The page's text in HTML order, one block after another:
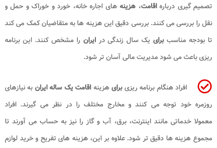
تصمیم گیری دربارهاقامت، هزینه های اجاره خانه، خورد و خوراک و حمل و
نقل را بررسی می کنند. بررسی دقیق این هزینه ها به متقاضیان کمک می کند
تا بودجه مناسببرای یک سال زندگی درایران را مشخص کنند. این برنامه
ریزی باعث می شود مدیریت مالی آسان تر شود.
افراد هنگام برنامه ریزیبرای هزینه اقامت یک ساله ایران به نیازهای
روزمره خود توجه می کنند و مخارج مختلف را در نظر می گیرند. افراد
معمولا خدماتی مانند اینترنت، برق، آب و گاز را نیز به حساب می آورند تا
مجموع هزینه ها دقیق تر شود. علاوه بر این، هزینه های تفریح و خرید لوازم